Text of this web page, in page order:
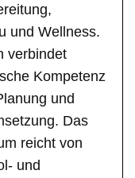
und Wellness.
verbindet
Kompetenz
und
Das
reicht von
und